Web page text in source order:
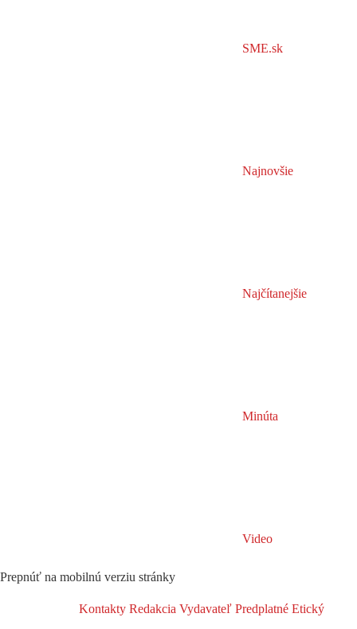
SME.sk
Najnovšie
Najčítanejšie
Minúta
Video
Prepnúť na mobilnú verziu stránky
Kontakty Redakcia Vydavateľ Predplatné Etický